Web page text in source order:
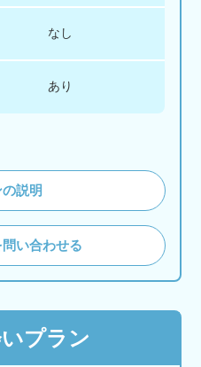
なし
あり
説明
い合わせる
プラン